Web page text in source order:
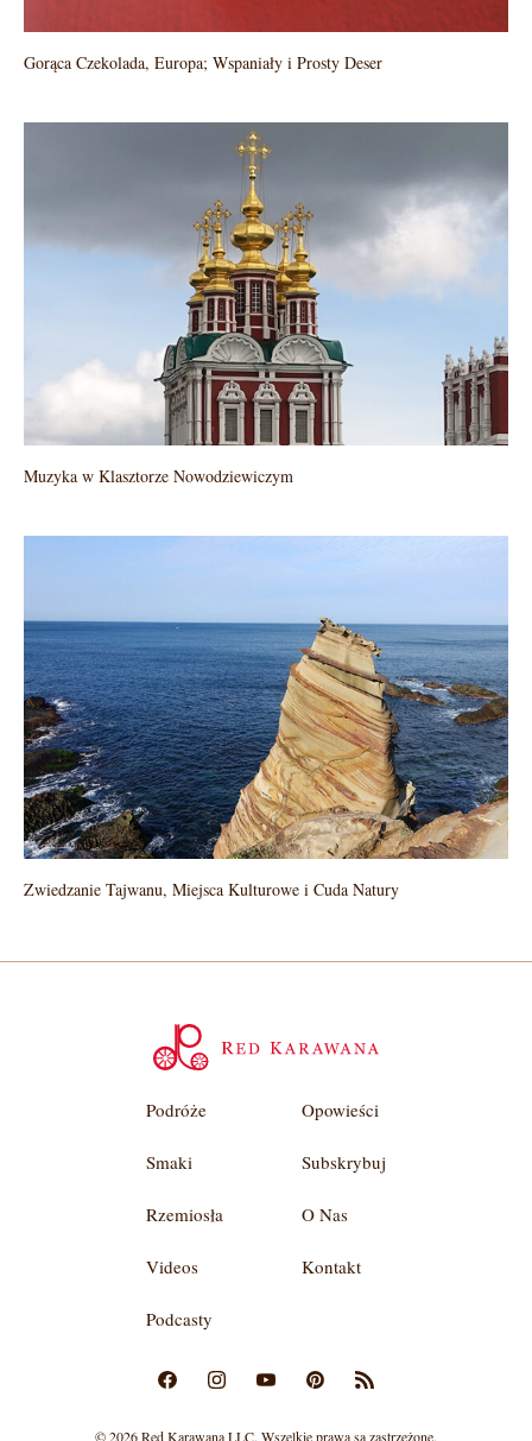
Gorąca Czekolada, Europa; Wspaniały i Prosty Deser
Muzyka w Klasztorze Nowodziewiczym
Zwiedzanie Tajwanu, Miejsca Kulturowe i Cuda Natury
Podróże Opowieści
Smaki Subskrybuj
Rzemiosła O Nas
Videos Kontakt
Podcasty
© 2026 Red Karawana LLC. Wszelkie prawa są zastrzeżone.